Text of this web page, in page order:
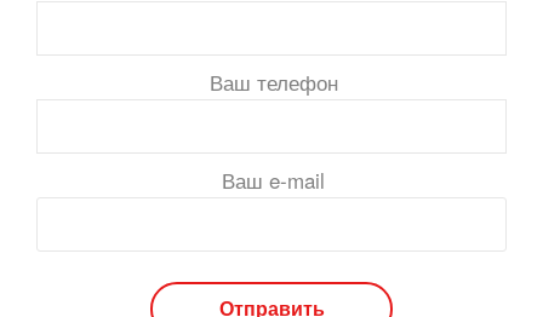
Ваш телефон
Ваш e-mail